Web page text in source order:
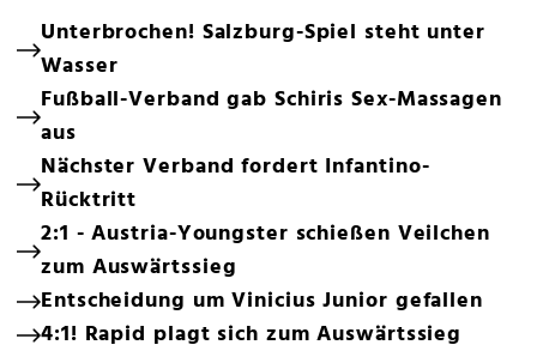
Unterbrochen! Salzburg-Spiel steht unter
Wasser
Fußball-Verband gab Schiris Sex-Massagen
aus
Nächster Verband fordert Infantino-
Rücktritt
2:1 - Austria-Youngster schießen Veilchen
zum Auswärtssieg
Entscheidung um Vinicius Junior gefallen
4:1! Rapid plagt sich zum Auswärtssieg